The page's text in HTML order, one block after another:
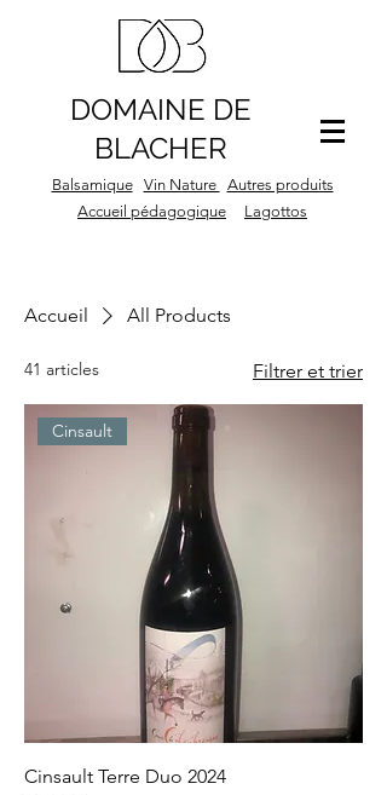
DOMAINE DE
BLACHER
Balsamique Vin Nature Autres produits
Accueil pédagogique
Lagottos
Accueil All Products
41 articles Filtrer et trier
Cinsault
Cinsault Terre Duo 2024